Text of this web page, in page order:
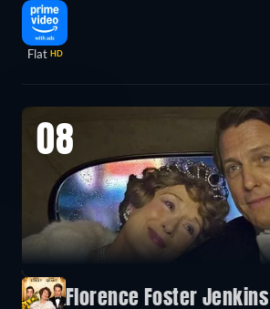
Flat HD
08
Florence Foster Jenkins